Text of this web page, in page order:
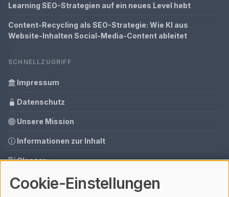
Learning SEO-Strategien auf ein neues Level hebt
Content-Recycling als SEO-Strategie: Wie KI aus
Website-Inhalten Social-Media-Content ableitet
SCHNELLZUGRIFF
Impressum
Datenschutz
Unsere Mission
Informationen zur Inhalt
Glossar
Ihre Datenschutzeinstellungen
Cookie-Einstellungen